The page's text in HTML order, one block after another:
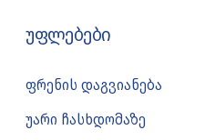
უფლებები
ფრენის დაგვიანება
უარი ჩასხდომაზე